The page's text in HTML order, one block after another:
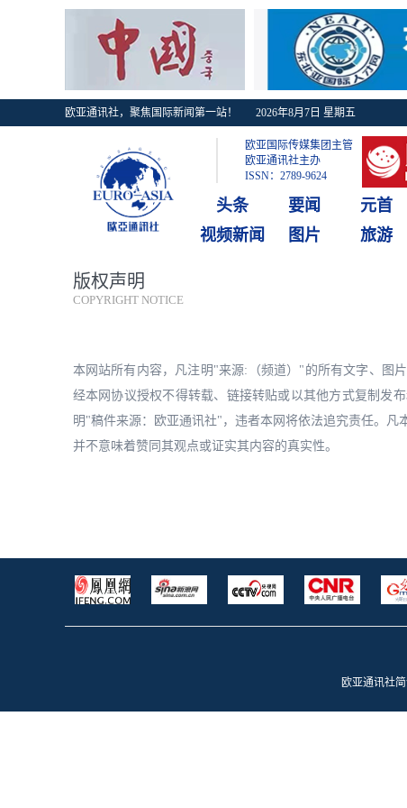
欧亚通讯社，聚焦国际新闻第一站！ 2026年8月7日 星期五
欧亚国际传媒集团主管
欧亚通讯社主办
ISSN：2789-9624
头条 要闻 元首
视频新闻
图片 旅游
版权声明
COPYRIGHT NOTICE
本网站所有内容，凡注明"来源:（频道）"的所有文字、图
经本网协议授权不得转载、链接转贴或以其他方式复制发
明"稿件来源：欧亚通讯社"，违者本网将依法追究责任。凡
并不意味着赞同其观点或证实其内容的真实性。
欧亚通讯社